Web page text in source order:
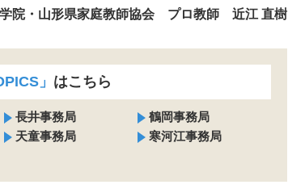
院・山形県家庭教師協会 プロ教師 近江 直樹
」 はこちら
長井事務局
鶴岡事務局
天童事務局
寒河江事務局